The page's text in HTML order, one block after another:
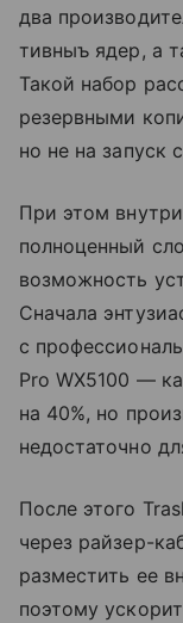
два
тивныъ ядер, а
Такой набор
резервными
но не на запуск
При этом
полноценный
возможность
Сначала
с
Pro WX5100 —
на 40%, но
недостаточно
После этого
через райзер-
разместить ее
поэтому